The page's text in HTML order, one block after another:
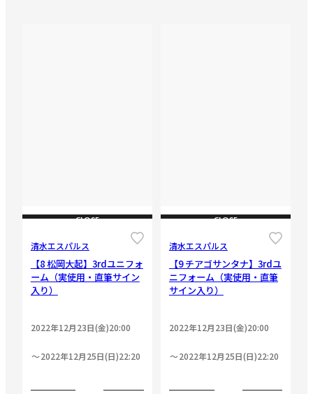
CLOSE
清水エスパルス
【8 松岡大起】3rdユニフォ
ーム（実使用・直筆サイン
入り）
2022年12月23日(金)20:00
2022年12月25日(日)22:20
CLOSE
清水エスパルス
【9 チアゴサンタナ】3rdユ
ニフォーム（実使用・直筆
サイン入り）
2022年12月23日(金)20:00
2022年12月25日(日)22:20